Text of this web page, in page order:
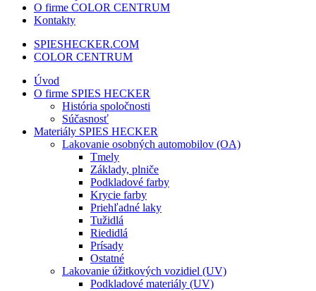
O firme COLOR CENTRUM
Kontakty
SPIESHECKER.COM
COLOR CENTRUM
Úvod
O firme SPIES HECKER
História spoločnosti
Súčasnosť
Materiály SPIES HECKER
Lakovanie osobných automobilov (OA)
Tmely
Základy, plniče
Podkladové farby
Krycie farby
Priehľadné laky
Tužidlá
Riedidlá
Prísady
Ostatné
Lakovanie úžitkových vozidiel (UV)
Podkladové materiály (UV)